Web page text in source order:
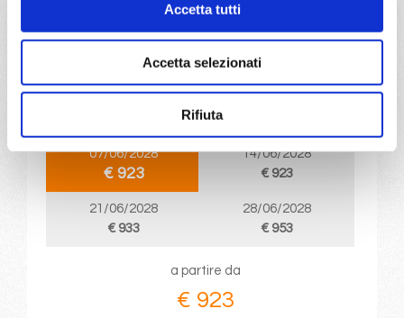
Accetta tutti
Accetta selezionati
Rifiuta
Mediterraneo8 giorni
da Napolicon
Napoli, Palermo, Valletta, Barcellona,
Provence(marseilles), Genova, Napoli
07/06/2028
€ 923
14/06/2028
€ 923
21/06/2028
€ 933
28/06/2028
€ 953
a partire da
€ 923